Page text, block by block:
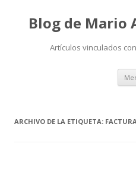
Blog de Mario
Artículos vinculados
ARCHIVO DE LA ETIQUETA: